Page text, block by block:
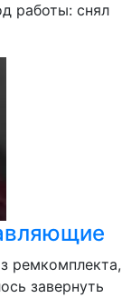
работы: снял
ремкомплекта,
завернуть